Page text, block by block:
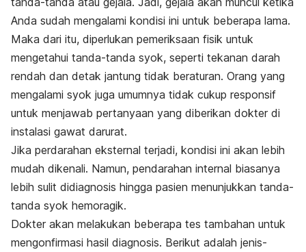
Anda sudah mengalami kondisi ini untuk beberapa lama.
Maka dari itu, diperlukan pemeriksaan fisik untuk
mengetahui tanda-tanda syok, seperti tekanan darah
rendah dan detak jantung tidak beraturan. Orang yang
mengalami syok juga umumnya tidak cukup responsif
untuk menjawab pertanyaan yang diberikan dokter di
instalasi gawat darurat.
Jika perdarahan eksternal terjadi, kondisi ini akan lebih
mudah dikenali. Namun, pendarahan internal biasanya
lebih sulit didiagnosis hingga pasien menunjukkan tanda-
tanda syok hemoragik.
Dokter akan melakukan beberapa tes tambahan untuk
mengonfirmasi hasil diagnosis. Berikut adalah jenis-